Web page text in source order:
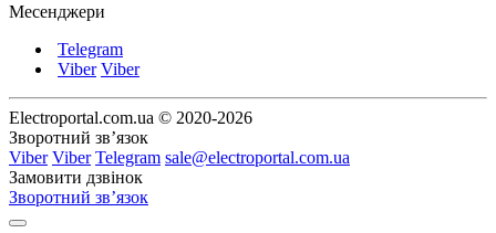
Месенджери
Telegram
Viber Viber
Electroportal.com.ua © 2020-2026
Зворотний зв’язок
Viber Viber Telegram sale@electroportal.com.ua
Замовити дзвінок
Зворотний зв’язок